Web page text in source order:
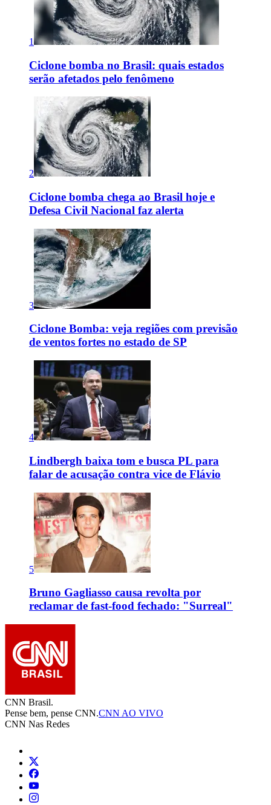
1
Ciclone bomba no Brasil: quais estados
serão afetados pelo fenômeno
2
Ciclone bomba chega ao Brasil hoje e
Defesa Civil Nacional faz alerta
3
Ciclone Bomba: veja regiões com previsão
de ventos fortes no estado de SP
4
Lindbergh baixa tom e busca PL para
falar de acusação contra vice de Flávio
5
Bruno Gagliasso causa revolta por
reclamar de fast-food fechado: "Surreal"
CNN Brasil.
Pense bem, pense CNN.CNN AO VIVO
CNN Nas Redes